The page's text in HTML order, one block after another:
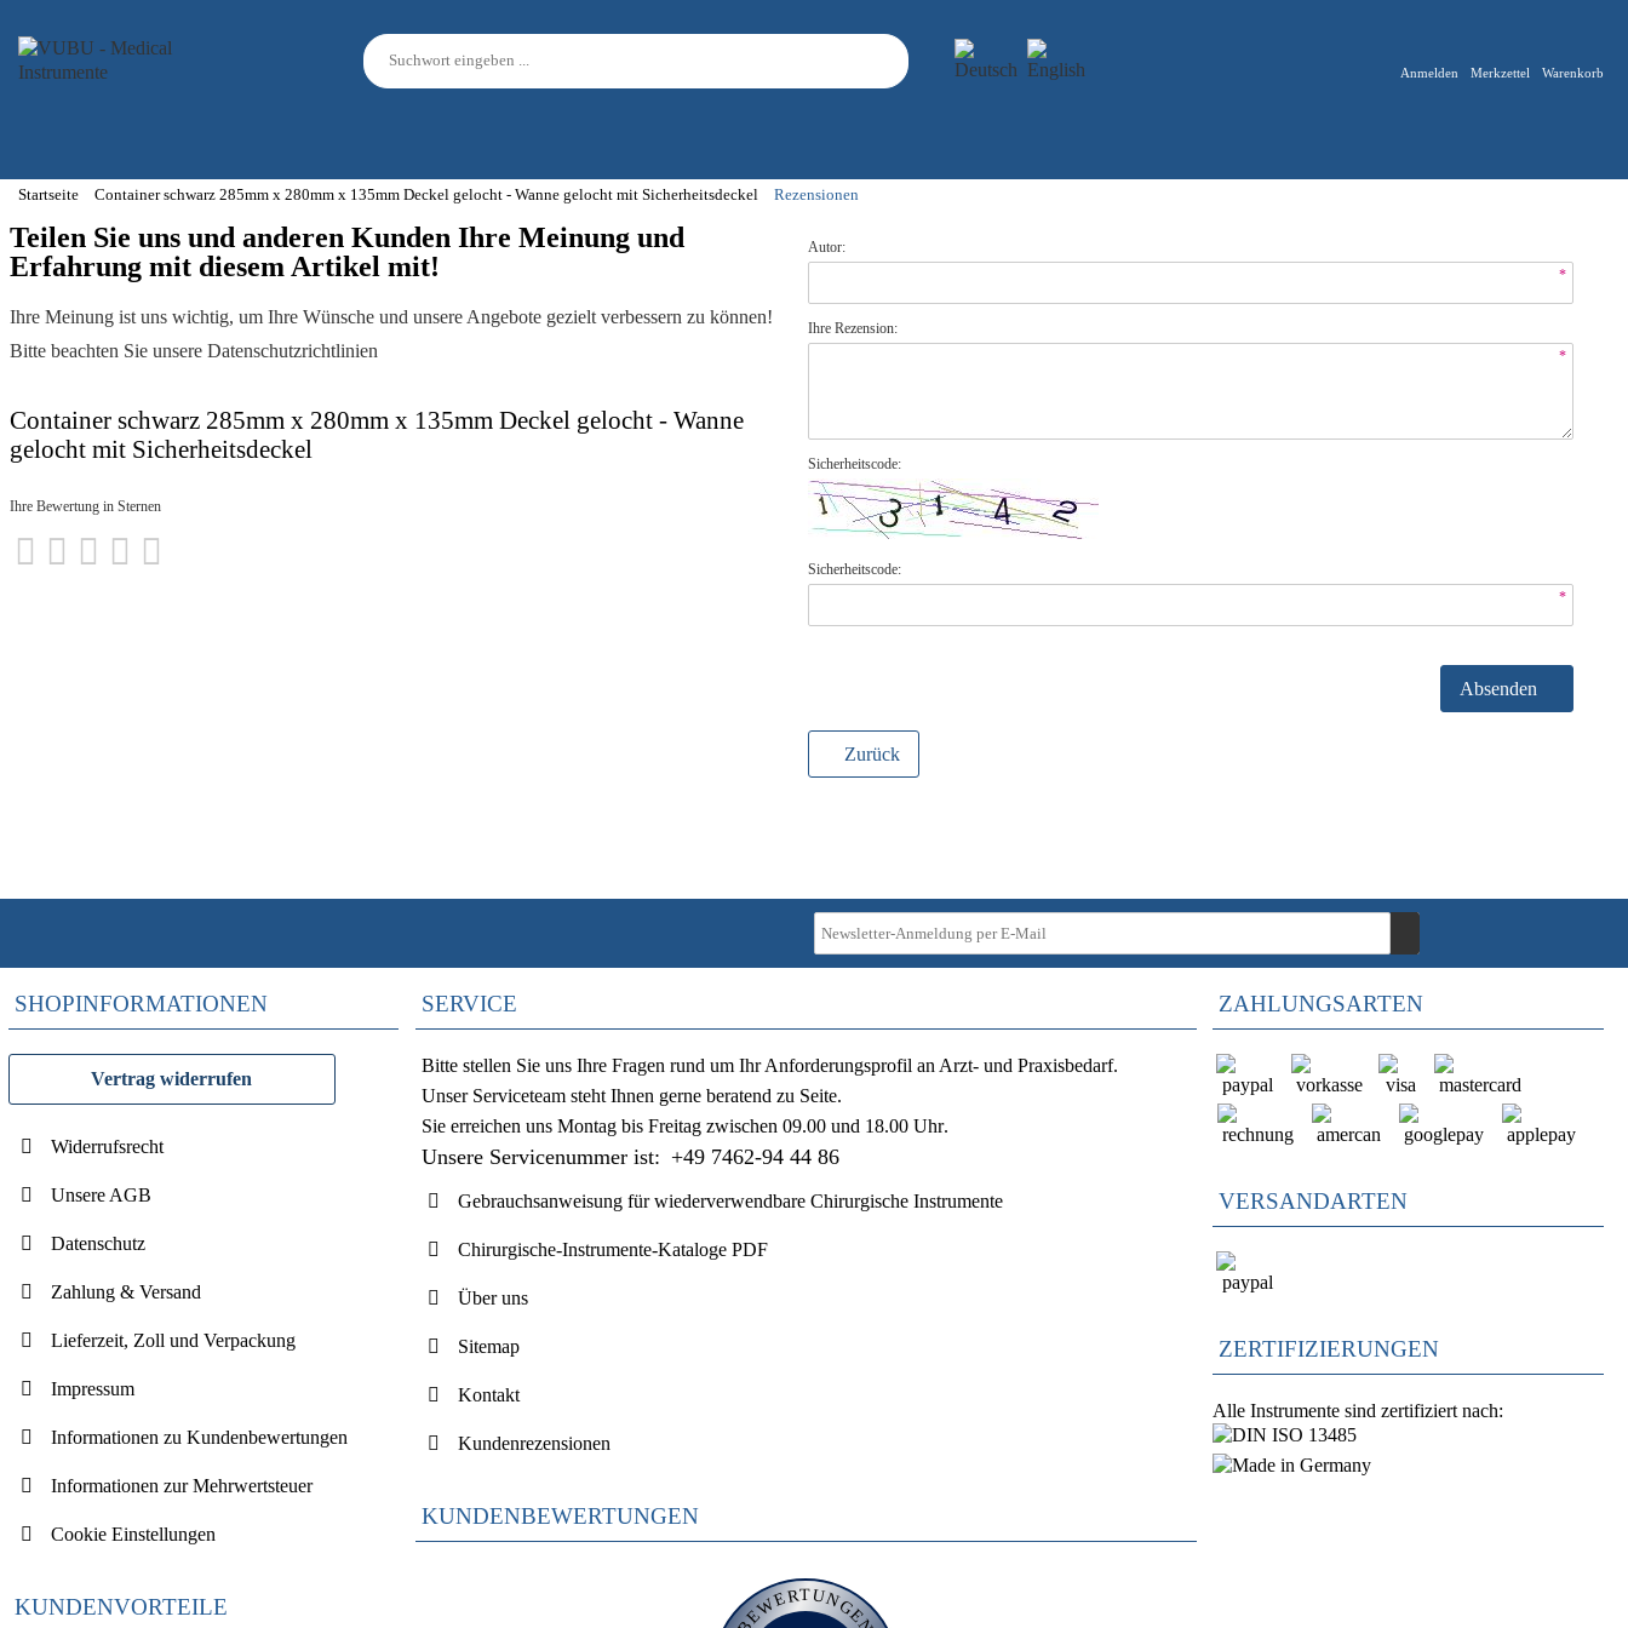
Anmelden Merkzettel Warenkorb
Startseite Container schwarz 285mm x 280mm x 135mm Deckel gelocht - Wanne gelocht mit Sicherheitsdeckel Rezensionen
Teilen Sie uns und anderen Kunden Ihre Meinung und
Erfahrung mit diesem Artikel mit!
Ihre Meinung ist uns wichtig, um Ihre Wünsche und unsere Angebote gezielt verbessern zu können!
Bitte beachten Sie unsere Datenschutzrichtlinien
Container schwarz 285mm x 280mm x 135mm Deckel gelocht - Wanne
gelocht mit Sicherheitsdeckel
Ihre Bewertung in Sternen
Autor:
*
Ihre Rezension:
*
Sicherheitscode:
Sicherheitscode:
*
Absenden
Zurück
SHOPINFORMATIONEN
Vertrag widerrufen
Widerrufsrecht
Unsere AGB
Datenschutz
Zahlung & Versand
Lieferzeit, Zoll und Verpackung
Impressum
Informationen zu Kundenbewertungen
Informationen zur Mehrwertsteuer
Cookie Einstellungen
KUNDENVORTEILE
SERVICE
Bitte stellen Sie uns Ihre Fragen rund um Ihr Anforderungsprofil an Arzt- und Praxisbedarf.
Unser Serviceteam steht Ihnen gerne beratend zu Seite.
Sie erreichen uns Montag bis Freitag zwischen 09.00 und 18.00 Uhr.
Unsere Servicenummer ist: +49 7462-94 44 86
Gebrauchsanweisung für wiederverwendbare Chirurgische Instrumente
Chirurgische-Instrumente-Kataloge PDF
Über uns
Sitemap
Kontakt
Kundenrezensionen
KUNDENBEWERTUNGEN
BEWERTUNGEN
ZAHLUNGSARTEN
VERSANDARTEN
ZERTIFIZIERUNGEN
Alle Instrumente sind zertifiziert nach: